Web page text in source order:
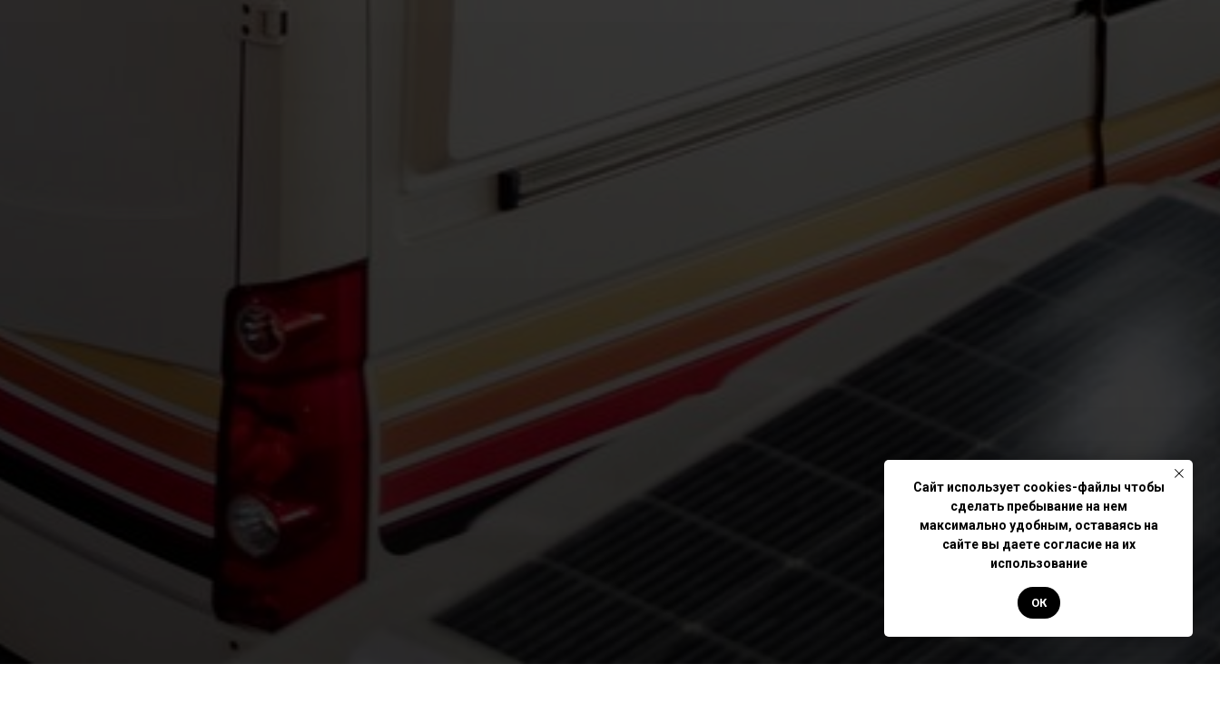
Сайт использует cookies-файлы чтобы
сделать пребывание на нем
максимально удобным, оставаясь на
сайте вы даете согласие на их
использование
ОК